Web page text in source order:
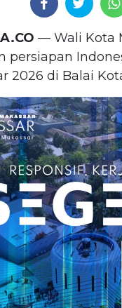
— Wali Kota
2026 di Balai